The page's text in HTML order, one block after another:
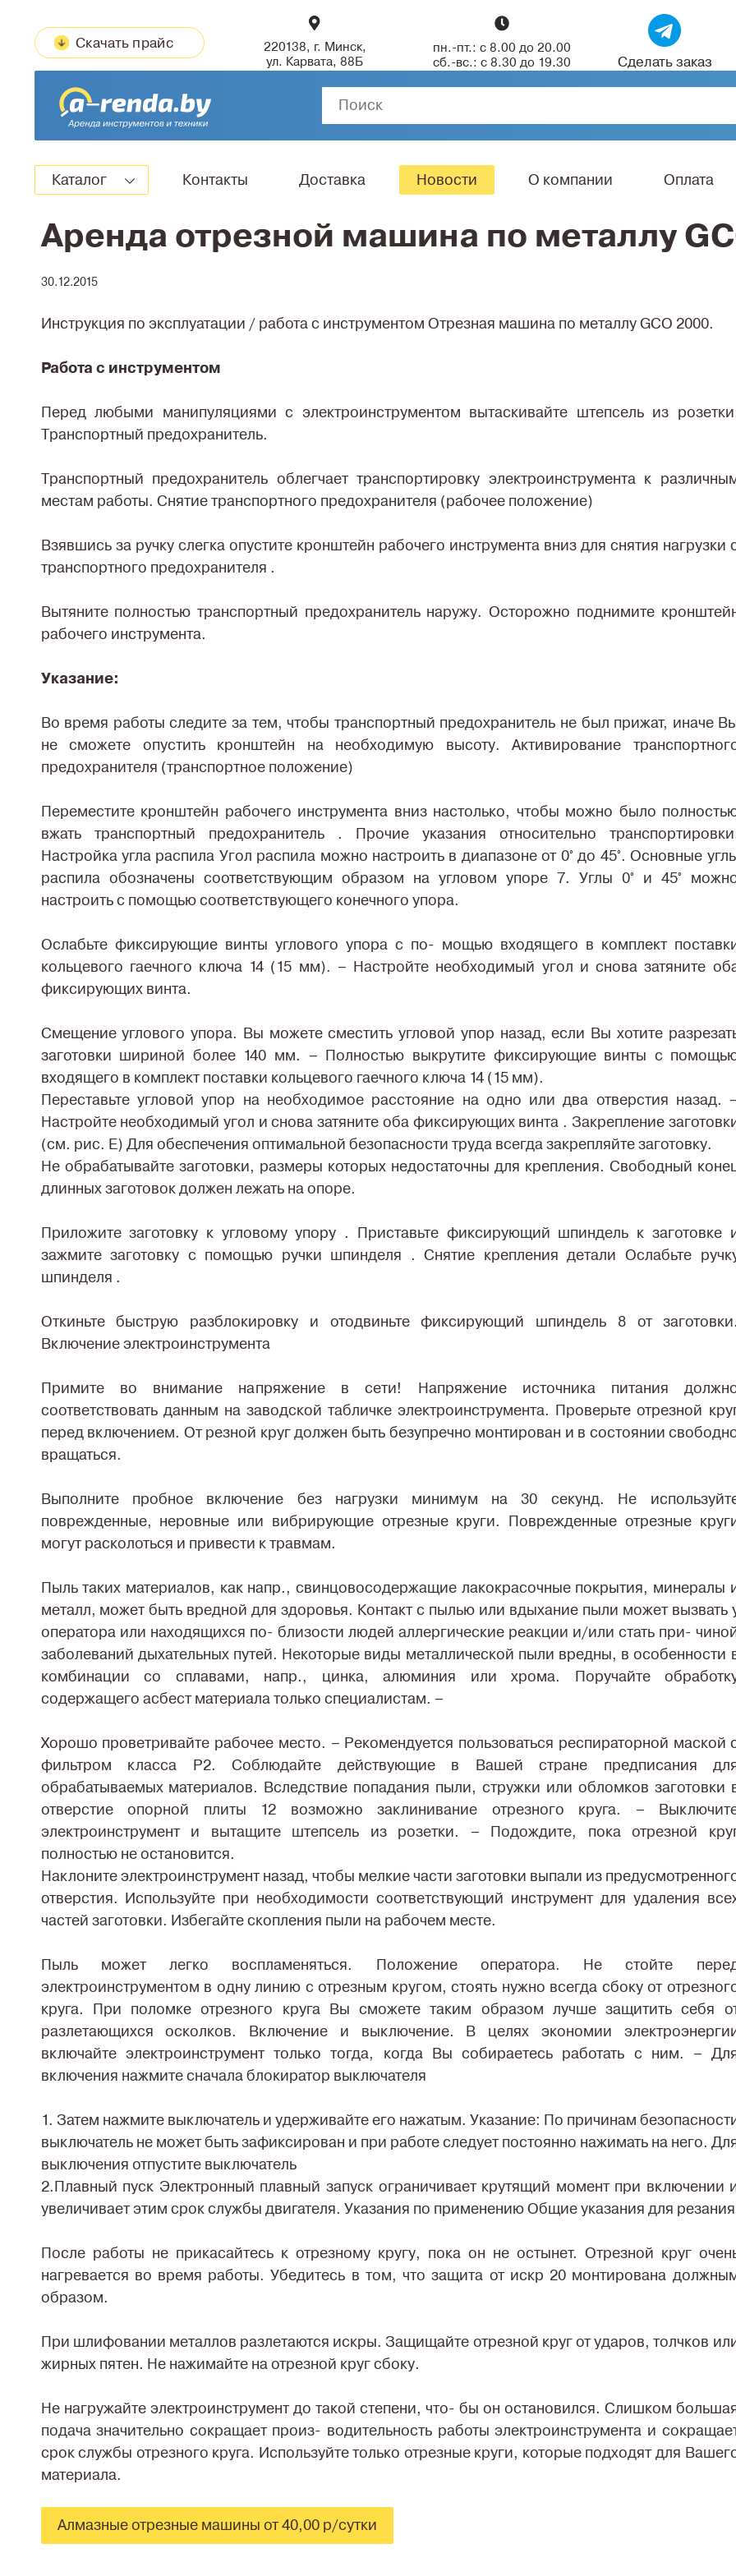
Скачать прайс
220138, г. Минск,
ул. Карвата, 88Б
пн.-пт.: с 8.00 до 20.00
сб.-вс.: с 8.30 до 19.30
Сделать заказ
Каталог Контакты Доставка Новости О компании Оплата
Аренда отрезной машина по металлу
30.12.2015
Инструкция по эксплуатации / работа с инструментом Отрезная машина по металлу GCO 2000.
Работа с инструментом
Перед любыми манипуляциями с электроинструментом вытаскивайте штепсель из
Транспортный предохранитель.
Транспортный предохранитель облегчает транспортировку электроинструмента к
местам работы. Снятие транспортного предохранителя (рабочее положение)
Взявшись за ручку слегка опустите кронштейн рабочего инструмента вниз для снятия нагрузки
транспортного предохранителя .
Вытяните полностью транспортный предохранитель наружу. Осторожно поднимите
рабочего инструмента.
Указание:
Во время работы следите за тем, чтобы транспортный предохранитель не был прижат, иначе
не сможете опустить кронштейн на необходимую высоту. Активирование
предохранителя (транспортное положение)
Переместите кронштейн рабочего инструмента вниз настолько, чтобы можно было
вжать транспортный предохранитель . Прочие указания относительно
Настройка угла распила Угол распила можно настроить в диапазоне от 0° до 45°. Основные
распила обозначены соответствующим образом на угловом упоре 7. Углы 0° и 45°
настроить с помощью соответствующего конечного упора.
Ослабьте фиксирующие винты углового упора с по- мощью входящего в комплект
кольцевого гаечного ключа 14 (15 мм). – Настройте необходимый угол и снова затяните
фиксирующих винта.
Смещение углового упора. Вы можете сместить угловой упор назад, если Вы хотите
заготовки шириной более 140 мм. – Полностью выкрутите фиксирующие винты с
входящего в комплект поставки кольцевого гаечного ключа 14 (15 мм).
Переставьте угловой упор на необходимое расстояние на одно или два отверстия назад.
Настройте необходимый угол и снова затяните оба фиксирующих винта . Закрепление
(см. рис. Е) Для обеспечения оптимальной безопасности труда всегда закрепляйте заготовку.
Не обрабатывайте заготовки, размеры которых недостаточны для крепления. Свободный
длинных заготовок должен лежать на опоре.
Приложите заготовку к угловому упору . Приставьте фиксирующий шпиндель к заготовке
зажмите заготовку с помощью ручки шпинделя . Снятие крепления детали Ослабьте
шпинделя .
Откиньте быструю разблокировку и отодвиньте фиксирующий шпиндель 8 от заготовки.
Включение электроинструмента
Примите во внимание напряжение в сети! Напряжение источника питания
соответствовать данным на заводской табличке электроинструмента. Проверьте отрезной
перед включением. От резной круг должен быть безупречно монтирован и в состоянии
вращаться.
Выполните пробное включение без нагрузки минимум на 30 секунд. Не
поврежденные, неровные или вибрирующие отрезные круги. Поврежденные отрезные
могут расколоться и привести к травмам.
Пыль таких материалов, как напр., свинцовосодержащие лакокрасочные покрытия, минералы
металл, может быть вредной для здоровья. Контакт с пылью или вдыхание пыли может вызвать
оператора или находящихся по- близости людей аллергические реакции и/или стать при-
заболеваний дыхательных путей. Некоторые виды металлической пыли вредны, в особенности
комбинации со сплавами, напр., цинка, алюминия или хрома. Поручайте
содержащего асбест материала только специалистам. –
Хорошо проветривайте рабочее место. – Рекомендуется пользоваться респираторной маской
фильтром класса Р2. Соблюдайте действующие в Вашей стране предписания
обрабатываемых материалов. Вследствие попадания пыли, стружки или обломков заготовки
отверстие опорной плиты 12 возможно заклинивание отрезного круга. –
электроинструмент и вытащите штепсель из розетки. – Подождите, пока отрезной
полностью не остановится.
Наклоните электроинструмент назад, чтобы мелкие части заготовки выпали из
отверстия. Используйте при необходимости соответствующий инструмент для удаления
частей заготовки. Избегайте скопления пыли на рабочем месте.
Пыль может легко воспламеняться. Положение оператора. Не стойте
электроинструментом в одну линию с отрезным кругом, стоять нужно всегда сбоку от
круга. При поломке отрезного круга Вы сможете таким образом лучше защитить себя
разлетающихся осколков. Включение и выключение. В целях экономии
включайте электроинструмент только тогда, когда Вы собираетесь работать с ним. –
включения нажмите сначала блокиратор выключателя
1. Затем нажмите выключатель и удерживайте его нажатым. Указание: По причинам
выключатель не может быть зафиксирован и при работе следует постоянно нажимать на него.
выключения отпустите выключатель
2.Плавный пуск Электронный плавный запуск ограничивает крутящий момент при включении
увеличивает этим срок службы двигателя. Указания по применению Общие указания для резания
После работы не прикасайтесь к отрезному кругу, пока он не остынет. Отрезной круг
нагревается во время работы. Убедитесь в том, что защита от искр 20 монтирована
образом.
При шлифовании металлов разлетаются искры. Защищайте отрезной круг от ударов, толчков
жирных пятен. Не нажимайте на отрезной круг сбоку.
Не нагружайте электроинструмент до такой степени, что- бы он остановился. Слишком
подача значительно сокращает произ- водительность работы электроинструмента и
срок службы отрезного круга. Используйте только отрезные круги, которые подходят для
материала.
Алмазные отрезные машины от 40,00 р/сутки